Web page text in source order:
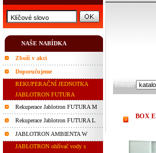
NAŠE NABÍDKA
Zboží v akci
Doporučujeme
REKUPERAČNÍ JEDNOTKA
JABLOTRON FUTURA
Rekuperace Jablotron FUTURA M
Rekuperace Jablotron FUTURA L
JABLOTRON AMBIENTA W
JABLOTRON ohřívač vody s
Zobrazit
BOX E